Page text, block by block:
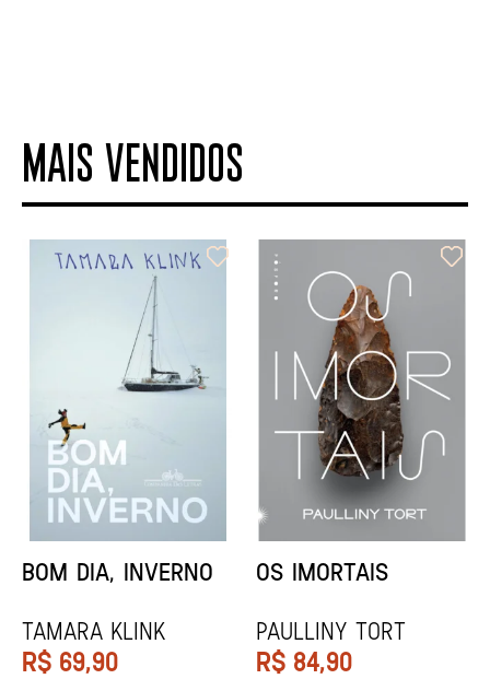
MAIS VENDIDOS
ORIXÁS
REGINALDO PRANDI
R$ 79,90
ORAÇÃO PARA
Socorro Acioli
R$ 74,90